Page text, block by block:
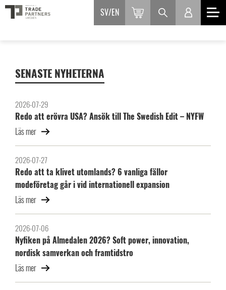
SV EN
SENASTE NYHETERNA
2026-07-29
Redo att erövra USA? Ansök till The Swedish Edit – NYFW
Läs mer
2026-07-27
Redo att ta klivet utomlands? 6 vanliga fällor
modeföretag går i vid internationell expansion
Läs mer
2026-07-06
Nyfiken på Almedalen 2026? Soft power, innovation,
nordisk samverkan och framtidstro
Läs mer